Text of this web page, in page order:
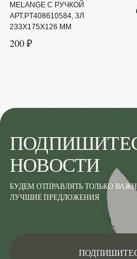
MELANGE С РУЧКОЙ
АРТ.PT408610584, 3Л
233Х175Х126 ММ
200 ₽
НОВОСТИ
БУДЕМ ОТПРАВЛЯТЬ ТОЛЬКО
ЛУЧШИЕ ПРЕДЛОЖЕНИЯ